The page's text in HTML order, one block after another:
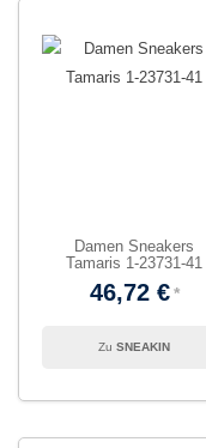
Damen Sneakers
Tamaris 1-23731-41
46,72 €
SNEAKIN